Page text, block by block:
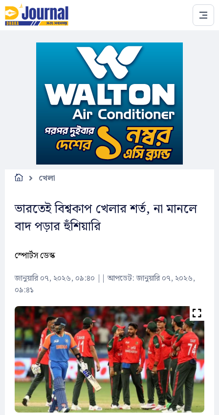
Skip to main content
খেলা
ভারতেই বিশ্বকাপ খেলার শর্ত, না মানলে
বাদ পড়ার হুঁশিয়ারি
স্পোর্টস ডেস্ক
জানুয়ারি ০৭, ২০২৬, ০৯:৪০ ||আপডেট: জানুয়ারি ০৭, ২০২৬,
০৯:৪১